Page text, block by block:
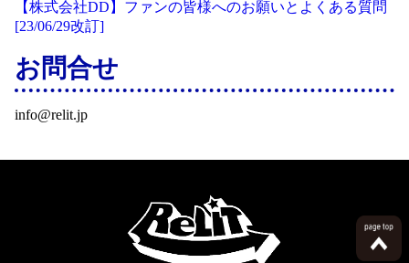
【株式会社DD】ファンの皆様へのお願いとよくある質問
[23/06/29改訂]
お問合せ
info@relit.jp